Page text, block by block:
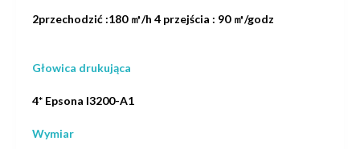
2przechodzić :180 ㎡/h 4 przejścia : 90 ㎡/godz
Głowica drukująca
4* Epsona I3200-A1
Wymiar